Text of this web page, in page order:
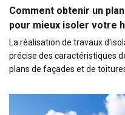
Comment obtenir un
pour mieux isoler votre
La réalisation de travaux
précise des caractéristiques
plans de façades et de